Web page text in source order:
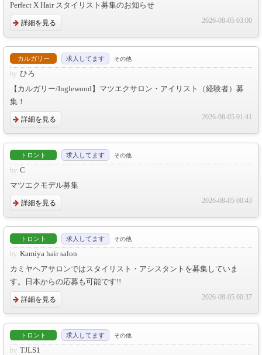
Perfect X Hair スタイリスト募集のお知らせ
詳細を見る 2026-08-05 03:00
カルガリー 求人してます その他
ひろ
【カルガリー/Inglewood】マツエクサロン・アイリスト（経験者）募
集！
詳細を見る 2026-08-05 01:41
トロント 求人してます その他
C
マツエクモデル募集
詳細を見る 2026-08-05 00:43
トロント 求人してます その他
Kamiya hair salon
カミヤヘアサロンではスタイリスト・アシスタントを募集していま
す。日本からの応募も可能です!!
詳細を見る 2026-08-05 00:37
トロント 求人してます その他
TJLS1